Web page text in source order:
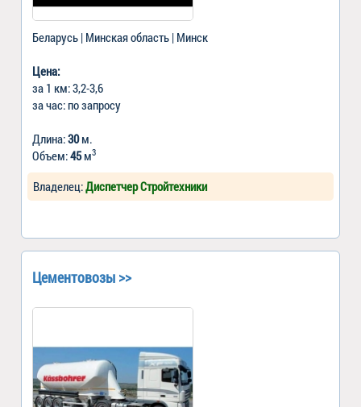
Беларусь | Минская область | Минск
Цена:
за 1 км: 3,2-3,6
за час: по запросу
Длина:30м.
Объем:45м3
Владелец:Диспетчер Стройтехники
Цементовозы >>